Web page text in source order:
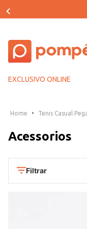
EXCLUSIVO ONLINE
Tenis Casual
Acessorios
Filtrar